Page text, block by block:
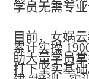
学员无需专
目前，女娲
累计实操
助大量学员
打下坚实基